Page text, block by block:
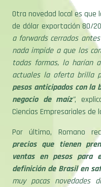
Otra novedad local es que
de dólar exportación 80/
a forwards cerrados
nada impide a que los
todas formas, lo harían
actuales la oferta brilla
pesos anticipados con la
negocio de maíz”,
Ciencias Empresariales de
Por último, Romano
precios que tienen
ventas en pesos para
definición de Brasil en
muy pocas novedades